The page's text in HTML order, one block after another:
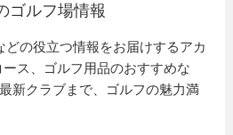
ゴルフ場情報
どの役立つ情報をお届けするアカ
ース、ゴルフ用品のおすすめな
新クラブまで、ゴルフの魅力満